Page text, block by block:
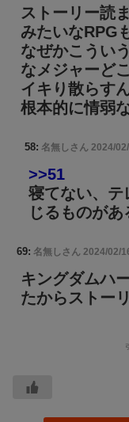
ストーリー読
みたいなRPG
なぜかこうい
なメジャーど
イキり散らす
根本的に情弱
58: 名無しさん 2024/
>>51
寝てない、テ
じるものが
69: 名無しさん 2024/02/
キングダムハ
たからストー